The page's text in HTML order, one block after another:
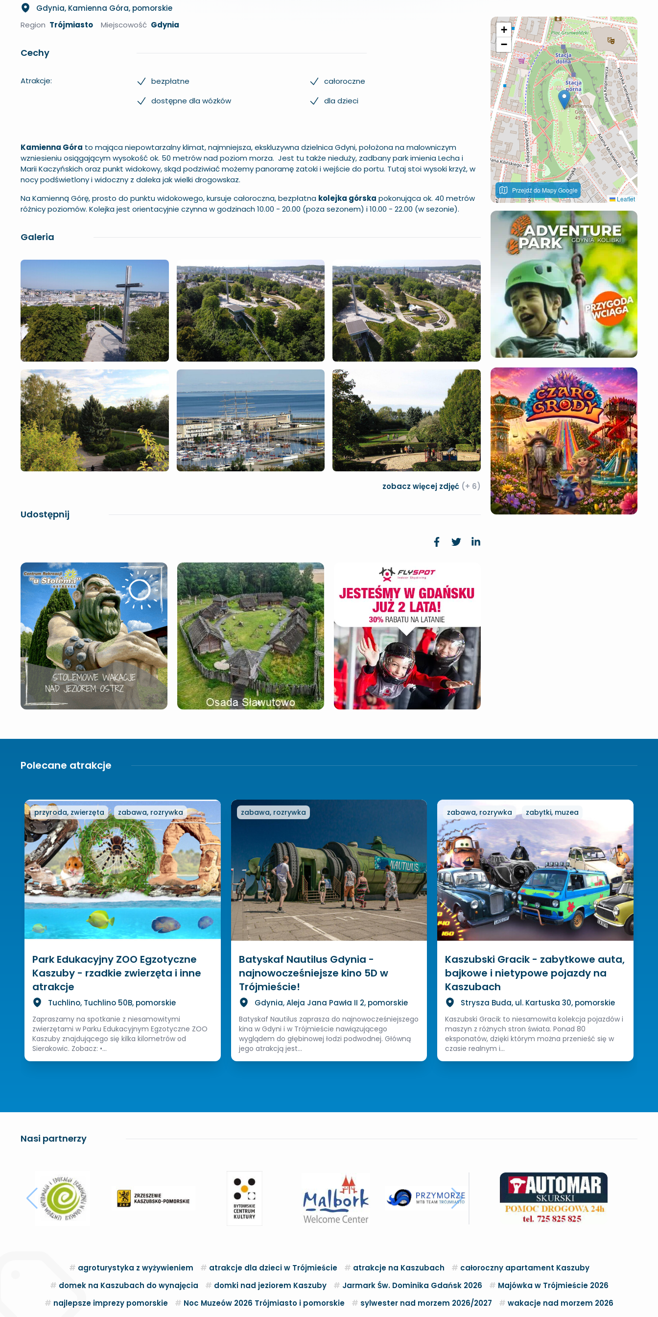
Gdynia, Kamienna Góra, pomorskie
Region Trójmiasto Miejscowość Gdynia
Cechy
Atrakcje: bezpłatne
całoroczne
dostępne dla wózków
dla dzieci
Kamienna Góra to mająca niepowtarzalny klimat, najmniejsza, ekskluzywna dzielnica Gdyni, położona na malowniczym
wzniesieniu osiągającym wysokość ok. 50 metrów nad poziom morza. Jest tu także nieduży, zadbany park imienia Lecha i
Marii Kaczyńskich oraz punkt widokowy, skąd podziwiać możemy panoramę zatoki i wejście do portu. Tutaj stoi wysoki krzyż, w
nocy podświetlony i widoczny z daleka jak wielki drogowskaz.
Na Kamienną Górę, prosto do punktu widokowego, kursuje całoroczna, bezpłatna kolejka górska pokonująca ok. 40 metrów
różnicy poziomów. Kolejka jest orientacyjnie czynna w godzinach 10.00 - 20.00 (poza sezonem) i 10.00 - 22.00 (w sezonie).
Galeria
zobacz więcej zdjęć (+ 6)
Udostępnij
+
−
Przejdź do Mapy Google
Leaflet
Polecane atrakcje
przyroda, zwierzęta zabawa, rozrywka
Park Edukacyjny ZOO Egzotyczne
Kaszuby - rzadkie zwierzęta i inne
atrakcje
Tuchlino, Tuchlino 50B, pomorskie
Zapraszamy na spotkanie z niesamowitymi
zwierzętami w Parku Edukacyjnym Egzotyczne ZOO
Kaszuby znajdującego się kilka kilometrów od
Sierakowic. Zobacz: •...
zabawa, rozrywka
Batyskaf Nautilus Gdynia -
najnowocześniejsze kino 5D w
Trójmieście!
Gdynia, Aleja Jana Pawła II 2, pomorskie
Batyskaf Nautilus zaprasza do najnowocześniejszego
kina w Gdyni i w Trójmieście nawiązującego
wyglądem do głębinowej łodzi podwodnej. Główną
jego atrakcją jest...
zabawa, rozrywka zabytki, muzea
Kaszubski Gracik - zabytkowe auta,
bajkowe i nietypowe pojazdy na
Kaszubach
Strysza Buda, ul. Kartuska 30, pomorskie
Kaszubski Gracik to niesamowita kolekcja pojazdów i
maszyn z różnych stron świata. Ponad 80
eksponatów, dzięki którym można przenieść się w
czasie realnym i...
Nasi partnerzy
agroturystyka z wyżywieniem atrakcje dla dzieci w Trójmieście atrakcje na Kaszubach
całoroczny apartament Kaszuby
domek na Kaszubach do wynajęcia
domki nad jeziorem Kaszuby Jarmark Św. Dominika Gdańsk 2026
Majówka w Trójmieście 2026
najlepsze imprezy pomorskie
Noc Muzeów 2026 Trójmiasto i pomorskie sylwester nad morzem 2026/2027
wakacje nad morzem 2026